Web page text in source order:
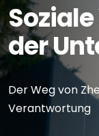
der
Der Weg von
Verantwortung